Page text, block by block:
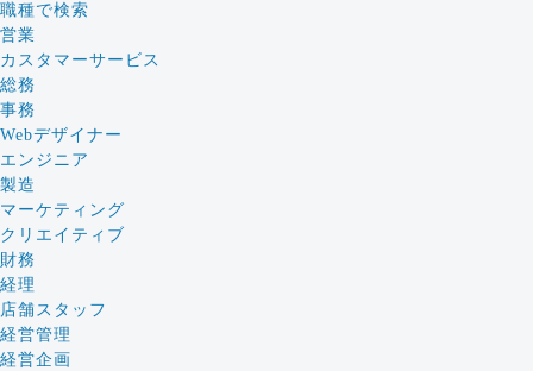
職種で検索
営業
カスタマーサービス
総務
事務
Webデザイナー
エンジニア
製造
マーケティング
クリエイティブ
財務
経理
店舗スタッフ
経営管理
経営企画